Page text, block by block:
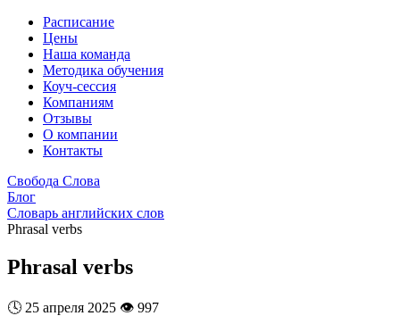
Расписание
Цены
Наша команда
Методика обучения
Коуч-сессия
Компаниям
Отзывы
О компании
Контакты
Свобода Слова
Блог
Словарь английских слов
Phrasal verbs
Phrasal verbs
🕓 25 апреля 2025 👁️ 997